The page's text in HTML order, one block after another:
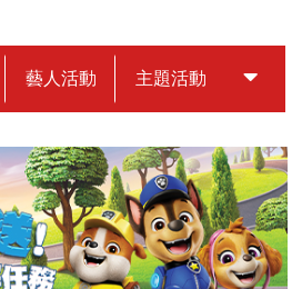
藝人活動 主題活動 中獎名